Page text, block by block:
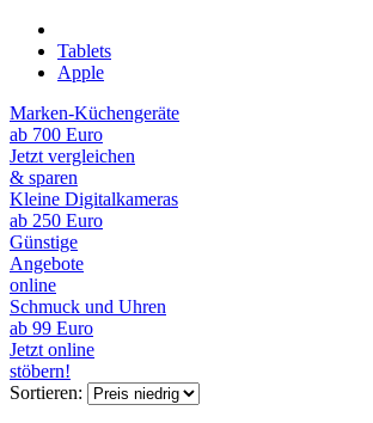
Tablets
Apple
Marken-Küchengeräte
ab 700 Euro
Jetzt vergleichen
& sparen
Kleine Digitalkameras
ab 250 Euro
Günstige
Angebote
online
Schmuck und Uhren
ab 99 Euro
Jetzt online
stöbern!
Sortieren: